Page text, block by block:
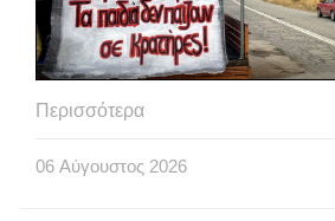
Περισσότερα
06 Αύγουστος 2026